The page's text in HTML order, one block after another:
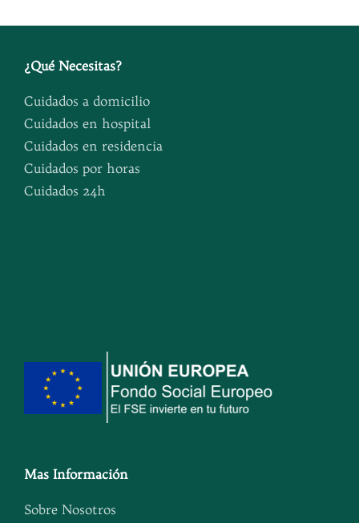
¿Qué Necesitas?
Cuidados a domicilio
Cuidados en hospital
Cuidados en residencia
Cuidados por horas
Cuidados 24h
Mas Información
Sobre Nosotros